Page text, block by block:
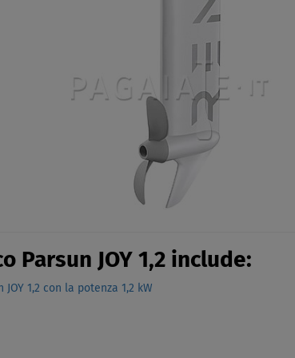
Parsun JOY 1,2 include:
JOY 1,2 con la potenza 1,2 kW